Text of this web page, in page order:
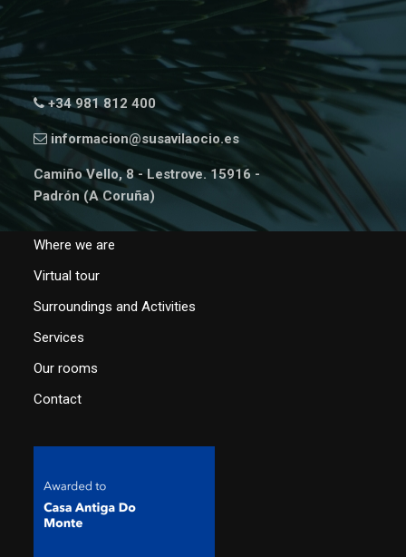
+34 981 812 400
informacion@susavilaocio.es
Camiño Vello, 8 - Lestrove. 15916 -
Padrón (A Coruña)
Where we are
Virtual tour
Surroundings and Activities
Services
Our rooms
Contact